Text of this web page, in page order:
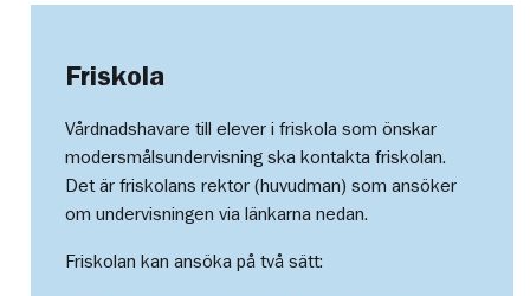
Friskola
Vårdnadshavare till elever i friskola som önskar
modersmålsundervisning ska kontakta friskolan.
Det är friskolans rektor (huvudman) som ansöker
om undervisningen via länkarna nedan.
Friskolan kan ansöka på två sätt: